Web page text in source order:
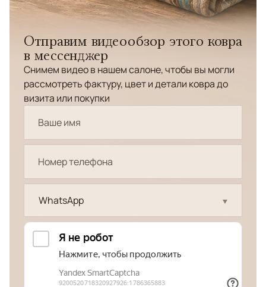
Отправим видеообзор этого ковра
в мессенджер
Снимем видео в нашем салоне, чтобы вы могли
рассмотреть фактуру, цвет и детали ковра до
визита или покупки
WhatsApp